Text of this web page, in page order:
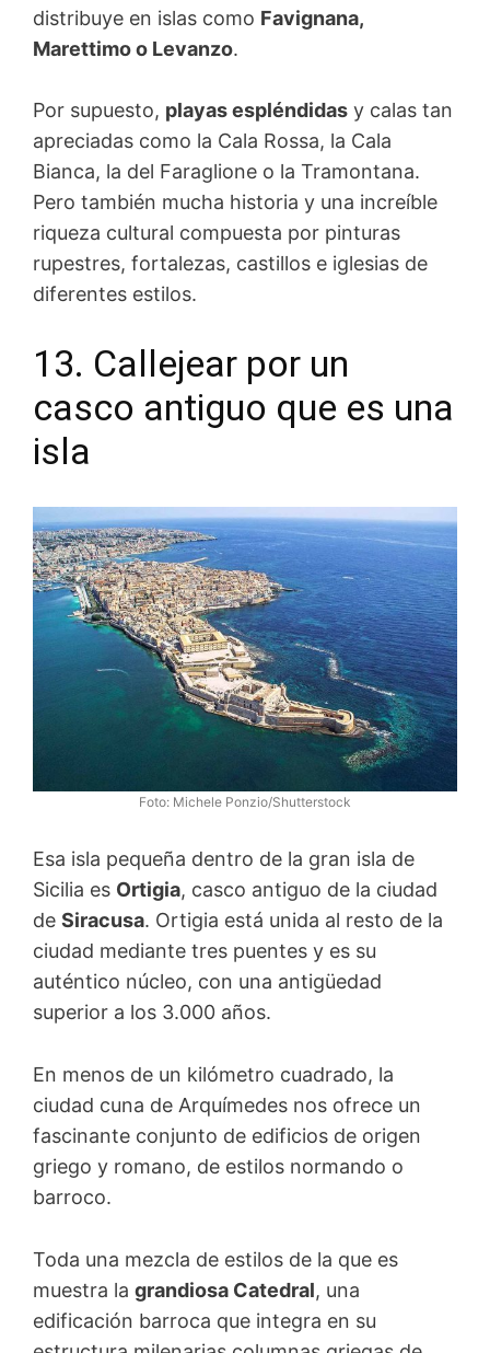
distribuye en islas como Favignana,
Marettimo o Levanzo.
Por supuesto, playas espléndidas y calas tan
apreciadas como la Cala Rossa, la Cala
Bianca, la del Faraglione o la Tramontana.
Pero también mucha historia y una increíble
riqueza cultural compuesta por pinturas
rupestres, fortalezas, castillos e iglesias de
diferentes estilos.
13. Callejear por un
casco antiguo que es una
isla
Foto: Michele Ponzio/Shutterstock
Esa isla pequeña dentro de la gran isla de
Sicilia es Ortigia, casco antiguo de la ciudad
de Siracusa. Ortigia está unida al resto de la
ciudad mediante tres puentes y es su
auténtico núcleo, con una antigüedad
superior a los 3.000 años.
En menos de un kilómetro cuadrado, la
ciudad cuna de Arquímedes nos ofrece un
fascinante conjunto de edificios de origen
griego y romano, de estilos normando o
barroco.
Toda una mezcla de estilos de la que es
muestra la grandiosa Catedral, una
edificación barroca que integra en su